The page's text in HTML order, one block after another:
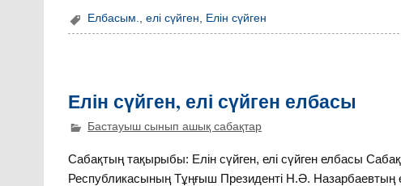
Eлбасым.,елі сүйген, Елін сүйген
Елін сүйген, елі сүйген елбасы
Бастауыш сынып ашық сабақтар
Сабақтың тақырыбы: Елін сүйген, елі сүйген елбасы
Республикасының Тұңғыш Президенті Н.Ә. Назарбаевтың